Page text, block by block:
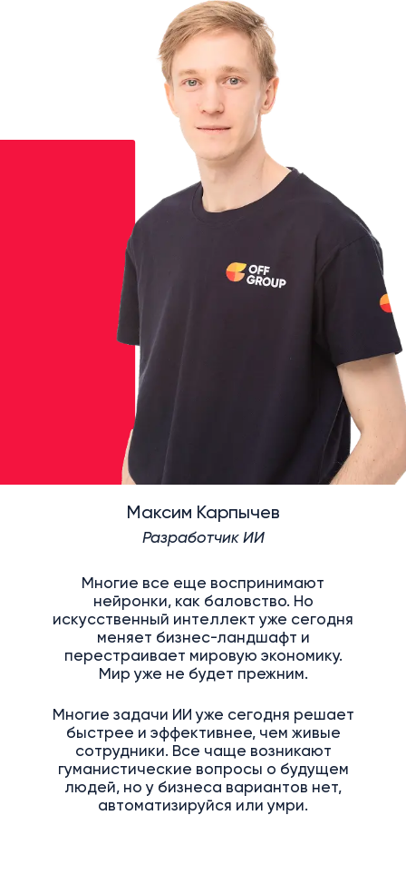
Максим Карпычев
Разработчик ИИ
Многие все еще воспринимают
нейронки, как баловство. Но
искусственный интеллект уже сегодня
меняет бизнес-ландшафт и
перестраивает мировую экономику.
Мир уже не будет прежним.
Многие задачи ИИ уже сегодня решает
быстрее и эффективнее, чем живые
сотрудники. Все чаще возникают
гуманистические вопросы о будущем
людей, но у бизнеса вариантов нет,
автоматизируйся или умри.